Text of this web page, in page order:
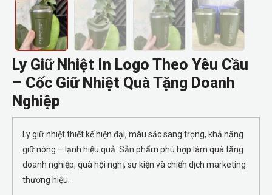
Ly Giữ Nhiệt In Logo Theo Yêu Cầu
– Cốc Giữ Nhiệt Quà Tặng Doanh
Nghiệp
Ly giữ nhiệt thiết kế hiện đại, màu sắc sang trọng, khả năng
giữ nóng – lạnh hiệu quả. Sản phẩm phù hợp làm quà tặng
doanh nghiệp, quà hội nghị, sự kiện và chiến dịch marketing
thương hiệu.